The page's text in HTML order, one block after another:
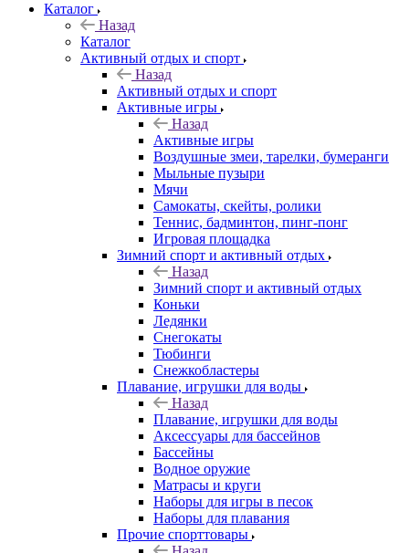
Каталог
Назад
Каталог
Активный отдых и спорт
Назад
Активный отдых и спорт
Активные игры
Назад
Активные игры
Воздушные змеи, тарелки, бумеранги
Мыльные пузыри
Мячи
Самокаты, скейты, ролики
Теннис, бадминтон, пинг-понг
Игровая площадка
Зимний спорт и активный отдых
Назад
Зимний спорт и активный отдых
Коньки
Ледянки
Снегокаты
Тюбинги
Снежкобластеры
Плавание, игрушки для воды
Назад
Плавание, игрушки для воды
Аксессуары для бассейнов
Бассейны
Водное оружие
Матрасы и круги
Наборы для игры в песок
Наборы для плавания
Прочие спорттовары